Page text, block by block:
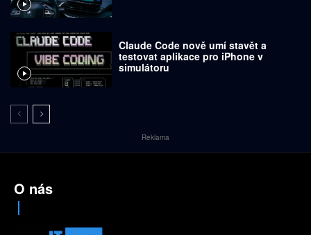
Claude Code nově umí stavět a
testovat aplikace pro iPhone v
simulátoru
Reklama
O nás